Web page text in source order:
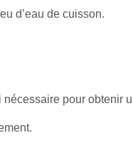
d’eau de cuisson.
pour obtenir